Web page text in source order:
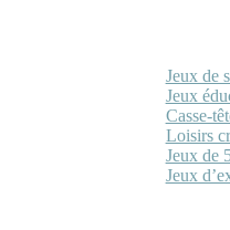
Jeux de
Jeux
Casse-
Loisirs
Jeux de
Jeux